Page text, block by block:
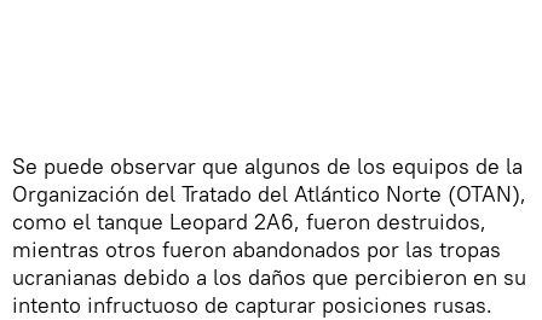
Se puede observar que algunos de los equipos de la
Organización del Tratado del Atlántico Norte (OTAN),
como el tanque Leopard 2A6, fueron destruidos,
mientras otros fueron abandonados por las tropas
ucranianas debido a los daños que percibieron en su
intento infructuoso de capturar posiciones rusas.